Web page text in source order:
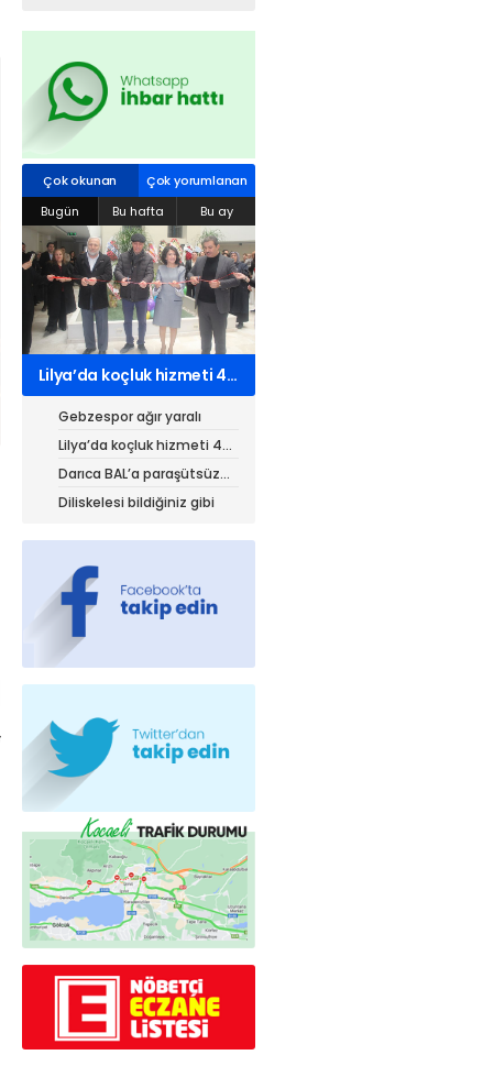
Çok okunan
Çok yorumlanan
Bugün
Bu hafta Bu ay
Lilya’da koçluk hizmeti 4
kurumdan 7 belgeli
Gebzespor ağır yaralı
Lilya’da koçluk hizmeti 4
kurumdan 7 belgeli
Darıca BAL’a paraşütsüz
iniyor!
Diliskelesi bildiğiniz gibi
Web TV
Caddesi, Beşiroğlu Altın Han Kat: 1
(BİLKAR)Gebze - KOCAELİ
aktanuslu@gmail.com